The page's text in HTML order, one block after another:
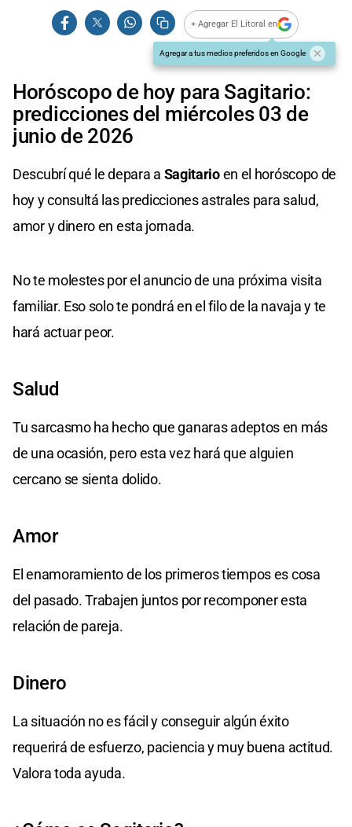
+ Agregar El Litoral en
Agregar a tus medios preferidos en Google
Horóscopo de hoy para Sagitario:
predicciones del miércoles 03 de
junio de 2026
Descubrí qué le depara a Sagitarioen el horóscopo de
hoy y consultá las predicciones astrales para salud,
amor y dinero en esta jornada.
No te molestes por el anuncio de una próxima visita
familiar. Eso solo te pondrá en el filo de la navaja y te
hará actuar peor.
Salud
Tu sarcasmo ha hecho que ganaras adeptos en más
de una ocasión, pero esta vez hará que alguien
cercano se sienta dolido.
Amor
El enamoramiento de los primeros tiempos es cosa
del pasado. Trabajen juntos por recomponer esta
relación de pareja.
Dinero
La situación no es fácil y conseguir algún éxito
requerirá de esfuerzo, paciencia y muy buena actitud.
Valora toda ayuda.